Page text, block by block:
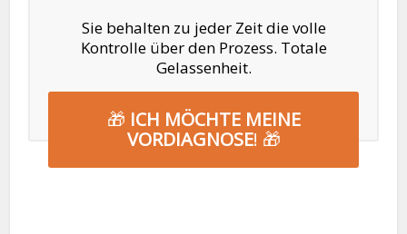
Sie behalten zu jeder Zeit die volle
Kontrolle über den Prozess. Totale
Gelassenheit.
🎁 ICH MÖCHTE MEINE
VORDIAGNOSE! 🎁